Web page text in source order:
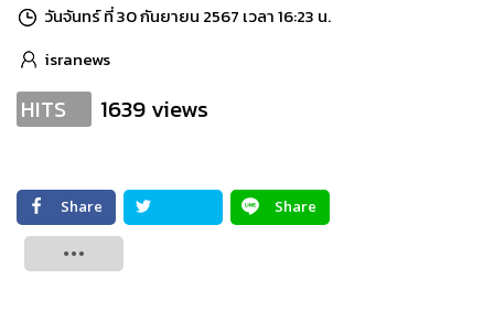
วันจันทร์ ที่ 30 กันยายน 2567 เวลา 16:23 น.
isranews
HITS 1639 views
Share
Share